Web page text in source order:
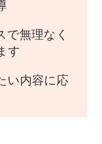
で無理なく
す
い内容に応